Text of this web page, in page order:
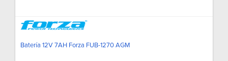
Batería 12V 7AH Forza FUB-1270 AGM